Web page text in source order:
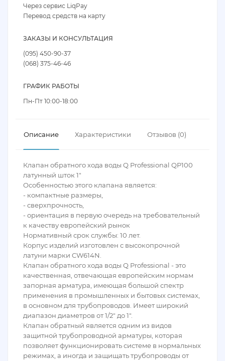
Через сервис LiqPay
Перевод средств на карту
ЗАКАЗЫ И КОНСУЛЬТАЦИЯ
(095) 450-90-37
(068) 375-46-46
ГРАФИК РАБОТЫ
Пн-Пт 10:00-18:00
Описание Характеристики Отзывов (0)
Клапан обратного хода воды Q Professional QP100
латунный шток 1"
Особенностью этого клапана является:
- компактные размеры,
- сверхпрочность,
- ориентация в первую очередь на требовательный
к качеству европейский рынок
Нормативный срок службы: 10 лет.
Корпус изделий изготовлен с высокопрочной
латуни марки CW614N.
Клапан обратного хода воды Q Professional - это
качественная, отвечающая европейским нормам
запорная арматура, имеющая большой спектр
применения в промышленных и бытовых системах,
в основном для трубопроводов. Имеет широкий
диапазон диаметров от 1/2" до 1".
Клапан обратный является одним из видов
защитной трубопроводной арматуры, которая
позволяет функционировать системе в нормальных
режимах, а иногда и защищать трубопроводы от